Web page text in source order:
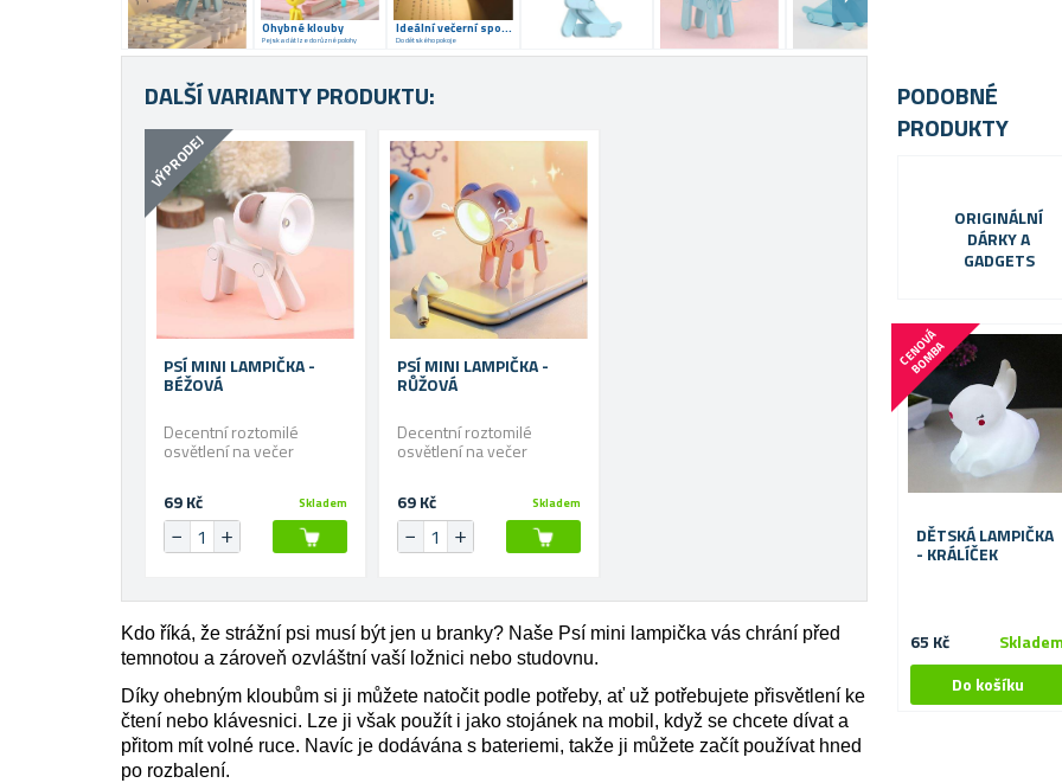
Ohybné klouby
Pejska dát lze do různé polohy
Ideální večerní společník
Do dětského pokoje
DALŠÍ VARIANTY PRODUKTU:
VÝPRODEJ
PSÍ MINI LAMPIČKA -
BÉŽOVÁ
Decentní roztomilé
osvětlení na večer
69 Kč Skladem
PSÍ MINI LAMPIČKA -
RŮŽOVÁ
Decentní roztomilé
osvětlení na večer
69 Kč Skladem
Kdo říká, že strážní psi musí být jen u branky? Naše Psí mini lampička vás chrání před
temnotou a zároveň ozvláštní vaší ložnici nebo studovnu.
Díky ohebným kloubům si ji můžete natočit podle potřeby, ať už potřebujete přisvětlení ke
čtení nebo klávesnici. Lze ji však použít i jako stojánek na mobil, když se chcete dívat a
přitom mít volné ruce. Navíc je dodávána s bateriemi, takže ji můžete začít používat hned
po rozbalení.
PODOBNÉ
PRODUKTY
ORIGINÁLNÍ
DÁRKY A
GADGETS
C
E
N
O
V
Á
B
O
M
B
A
DĚTSKÁ LAMPIČKA
- KRÁLÍČEK
65 Kč